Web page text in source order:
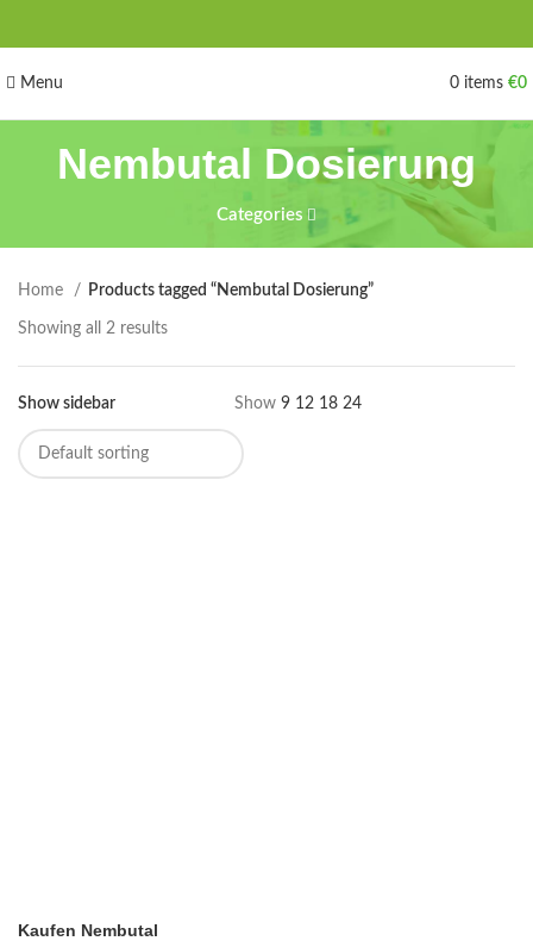
Menu 0 items €0
Nembutal Dosierung
Categories
Home Products tagged “Nembutal Dosierung”
Showing all 2 results
Show sidebar Show 9 12 18 24
Kaufen Nembutal